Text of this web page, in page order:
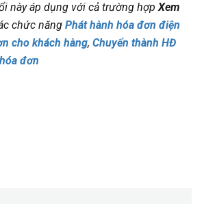
này áp dụng với cả trường hợpXem
chức năng Phát hành hóa đơn điện
cho khách hàng, Chuyển thành HĐ
đơn